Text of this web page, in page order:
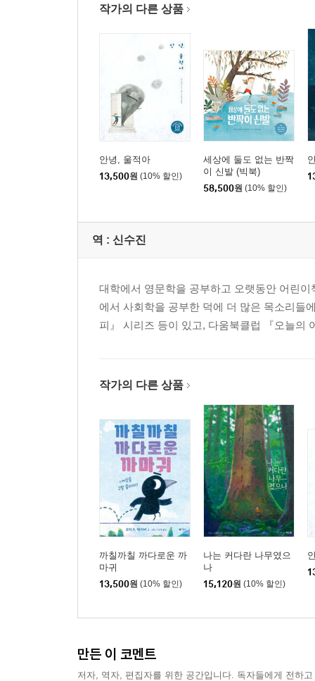
작가의 다른 상품
안녕, 울적아
13,500원 (10% 할인)
세상에 둘도 없는 반짝
이 신발 (빅북)
58,500원 (10% 할인)
역 : 신수진
대학에서 영문학을 공부하고 오랫동안 어린
에서 사회학을 공부한 덕에 더 많은 목소리들
피』 시리즈 등이 있고, 다움북클럽 『오늘의
작가의 다른 상품
까칠까칠 까다로운 까
마귀
13,500원 (10% 할인)
나는 커다란 나무였으
나
15,120원 (10% 할인)
만든 이 코멘트
저자, 역자, 편집자를 위한 공간입니다. 독자들에게 전하